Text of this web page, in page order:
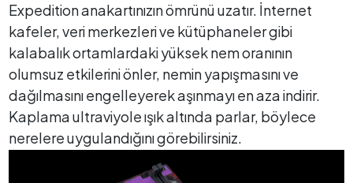
Expedition anakartınızın ömrünü uzatır. İnternet
kafeler, veri merkezleri ve kütüphaneler gibi
kalabalık ortamlardaki yüksek nem oranının
olumsuz etkilerini önler, nemin yapışmasını ve
dağılmasını engelleyerek aşınmayı en aza indirir.
Kaplama ultraviyole ışık altında parlar, böylece
nerelere uygulandığını görebilirsiniz.